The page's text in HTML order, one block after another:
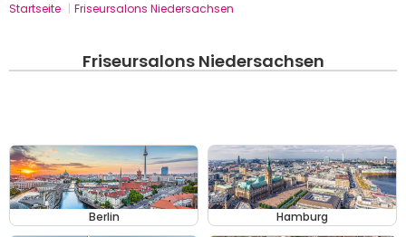
Startseite | Friseursalons Niedersachsen
Friseursalons Niedersachsen
Berlin Hamburg